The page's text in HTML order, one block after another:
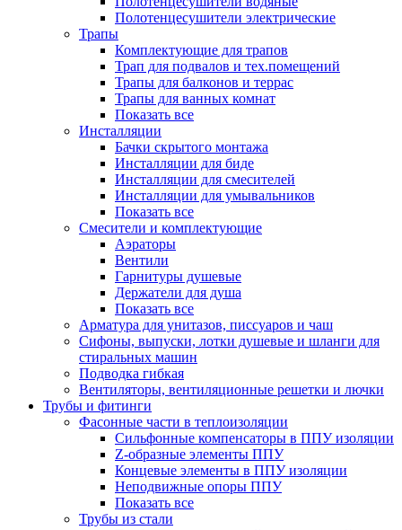
Полотенцесушители электрические
Трапы
Комплектующие для трапов
Трап для подвалов и тех.помещений
Трапы для балконов и террас
Трапы для ванных комнат
Показать все
Инсталляции
Бачки скрытого монтажа
Инсталляции для биде
Инсталляции для смесителей
Инсталляции для умывальников
Показать все
Смесители и комплектующие
Аэраторы
Вентили
Гарнитуры душевые
Держатели для душа
Показать все
Арматура для унитазов, писсуаров и чаш
Сифоны, выпуски, лотки душевые и шланги для
стиральных машин
Подводка гибкая
Вентиляторы, вентиляционные решетки и лючки
Трубы и фитинги
Фасонные части в теплоизоляции
Cильфонные компенсаторы в ППУ изоляции
Z-образные элементы ППУ
Концевые элементы в ППУ изоляции
Неподвижные опоры ППУ
Показать все
Трубы из стали